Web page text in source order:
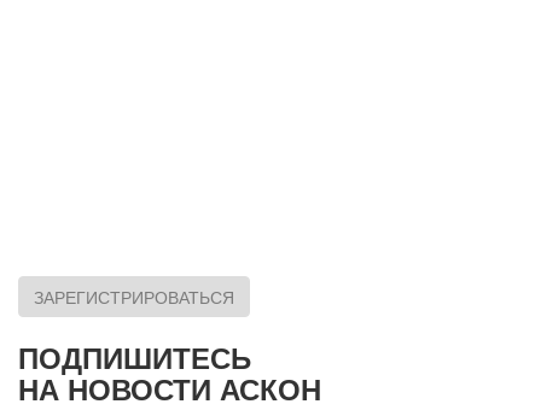
ЗАРЕГИСТРИРОВАТЬСЯ
ПОДПИШИТЕСЬ
НА НОВОСТИ АСКОН